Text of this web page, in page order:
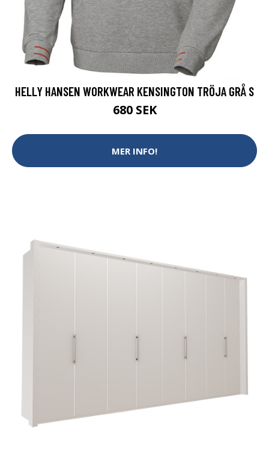
HELLY HANSEN WORKWEAR KENSINGTON TRÖJA GRÅ S
680 SEK
MER INFO!